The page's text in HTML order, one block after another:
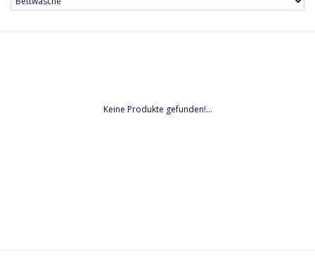
Keine Produkte gefunden!...